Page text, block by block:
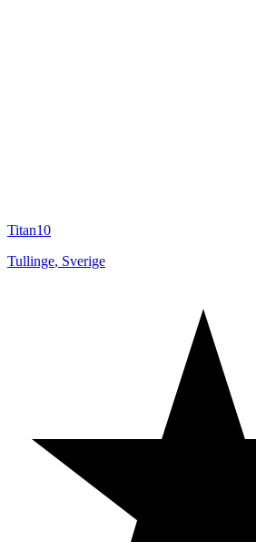
Titan10
Tullinge, Sverige